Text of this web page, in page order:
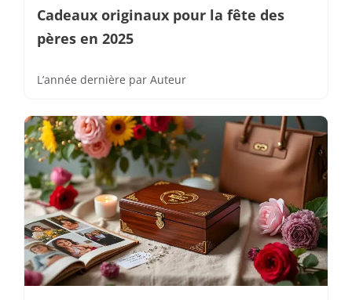
Cadeaux originaux pour la fête des
pères en 2025
L’année dernière par Auteur